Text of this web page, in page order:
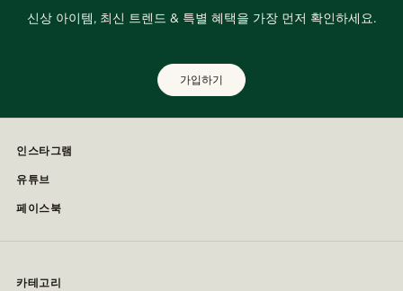
신상 아이템, 최신 트렌드 & 특별 혜택을 가장 먼저 확인하세요.
가입하기
인스타그램
유튜브
페이스북
카테고리